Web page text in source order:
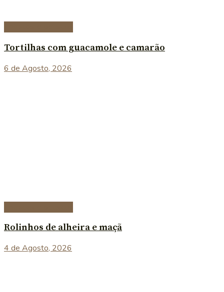
Tortilhas com guacamole e camarão
6 de Agosto, 2026
Rolinhos de alheira e maçã
4 de Agosto, 2026